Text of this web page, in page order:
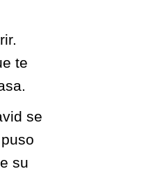
te
se
su